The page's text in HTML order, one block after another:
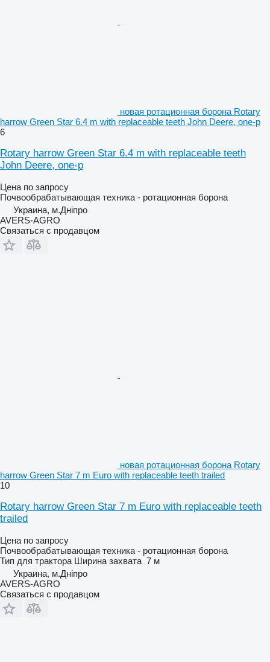
новая ротационная борона Rotary
harrow Green Star 6.4 m with replaceable teeth John Deere, one-p
6
Rotary harrow Green Star 6.4 m with replaceable teeth
John Deere, one-p
Цена по запросу
Почвообрабатывающая техника - ротационная борона
Украина, м.Дніпро
AVERS-AGRO
Связаться с продавцом
новая ротационная борона Rotary
harrow Green Star 7 m Euro with replaceable teeth trailed
10
Rotary harrow Green Star 7 m Euro with replaceable teeth
trailed
Цена по запросу
Почвообрабатывающая техника - ротационная борона
Тип для трактора Ширина захвата 7 м
Украина, м.Дніпро
AVERS-AGRO
Связаться с продавцом